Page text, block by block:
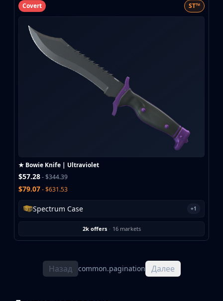
Covert ST™
★ Bowie Knife | Ultraviolet
$57.28- $344.39
$79.07- $631.53
Spectrum Case +1
2k offers · 16 markets
Назад common.pagination Далее